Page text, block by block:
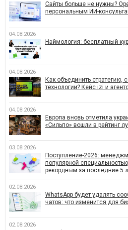
Сайты больше не нужны?
персональным ИИ-
04.08.2026
Наймология: бесплатный
04.08.2026
Как объединить стратегию,
технологии? Кейс izi и
04.08.2026
Европа вновь отметила
«Сильпо» вошли в рейтинг
03.08.2026
Поступление-2026:
популярной
рекордным за последние 5
02.08.2026
WhatsApp будет удалять
чатов: что изменится для
02.08.2026